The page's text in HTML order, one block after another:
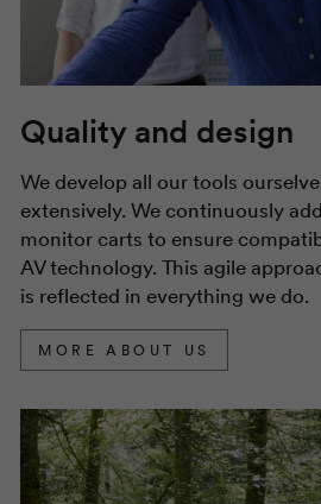
Quality and design
We develop all our tools
extensively. We continuously
monitor carts to ensure
AV technology. This agile
is reflected in everything we do.
MORE ABOUT US